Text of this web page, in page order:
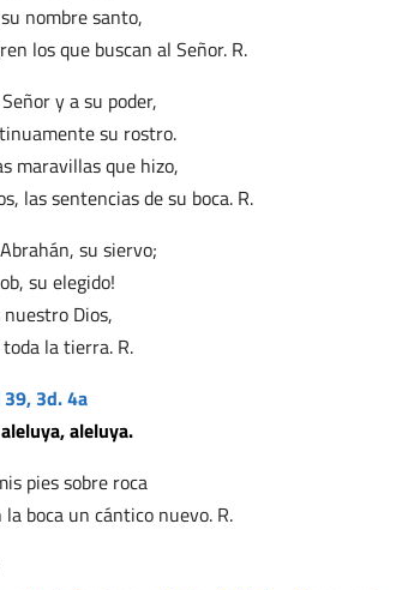
nombre santo,
los que buscan al Señor. R.
y a su poder,
su rostro.
maravillas que hizo,
las sentencias de su boca. R.
su siervo;
su elegido!
Dios,
la tierra. R.
3d. 4a
aleluya.
pies sobre roca
la boca un cántico nuevo. R.